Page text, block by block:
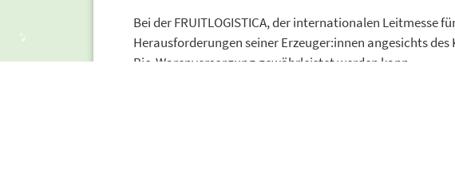
Bei der FRUITLOGISTICA, der internationalen Leitmesse
Herausforderungen seiner Erzeuger:innen angesichts
Bio-Warenversorgung gewährleistet werden kann.